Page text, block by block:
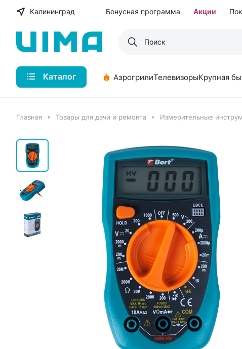
Калининград Бонусная программа Акции
Каталог АэрогрилиТелевизорыКрупная
Главная Товары для дачи и ремонта Измерительные